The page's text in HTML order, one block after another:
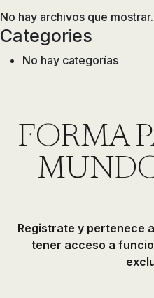
No hay archivos que mostrar.
Categories
No hay categorías
FORMA
Registrate y pertenece
tener acceso a